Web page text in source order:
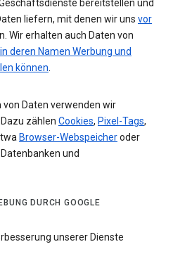
bereitstellen und
liefern, mit denen wir uns vor
Wir erhalten auch Daten von
deren Namen Werbung und
können.
von Daten verwenden wir
zählen Cookies, Pixel-Tags,
Browser-Webspeicheroder
Datenbanken und
DURCH GOOGLE
unserer Dienste